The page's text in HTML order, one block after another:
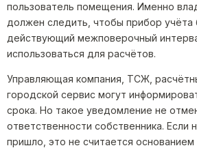
пользователь помещения. Именно
должен следить, чтобы прибор учёта
действующий межповерочный
использоваться для расчётов.
Управляющая компания, ТСЖ,
городской сервис могут
срока. Но такое уведомление не
ответственности собственника. Если
пришло, это не считается основанием